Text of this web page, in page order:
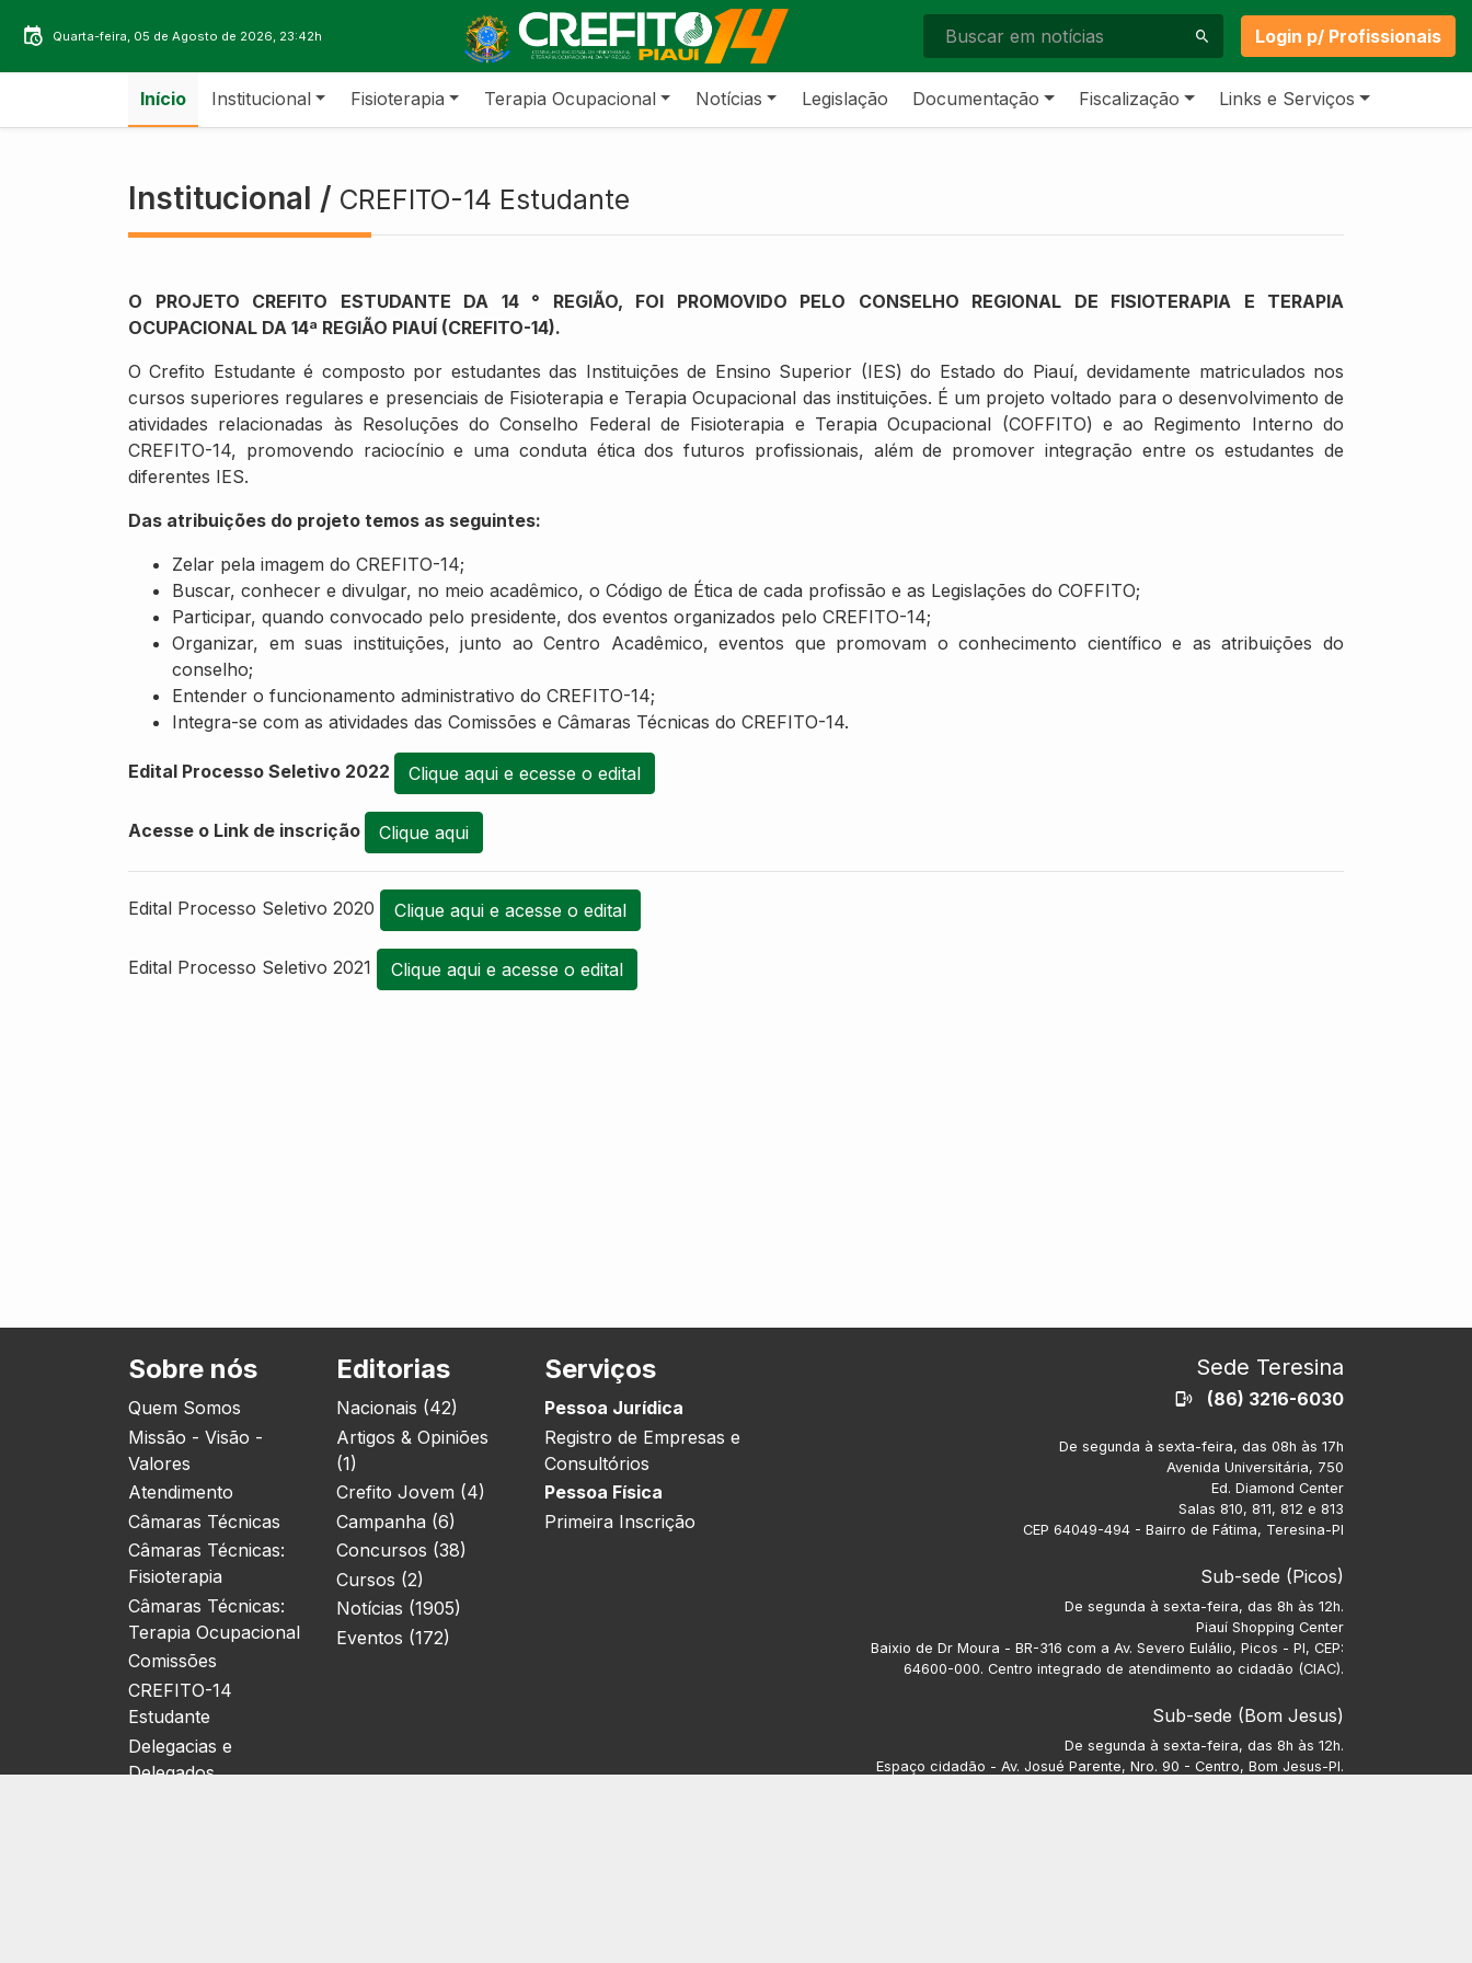
Quarta-feira, 05 de Agosto de 2026, 23:42h Login p/ Profissionais
Início Institucional Fisioterapia Terapia Ocupacional Notícias Legislação Documentação Fiscalização Links e Serviços
Institucional / CREFITO-14 Estudante
O PROJETO CREFITO ESTUDANTE DA 14 ° REGIÃO, FOI PROMOVIDO PELO CONSELHO REGIONAL DE FISIOTERAPIA E TERAPIA
OCUPACIONAL DA 14ª REGIÃO PIAUÍ (CREFITO-14).
O Crefito Estudante é composto por estudantes das Instituições de Ensino Superior (IES) do Estado do Piauí, devidamente matriculados nos
cursos superiores regulares e presenciais de Fisioterapia e Terapia Ocupacional das instituições. É um projeto voltado para o desenvolvimento de
atividades relacionadas às Resoluções do Conselho Federal de Fisioterapia e Terapia Ocupacional (COFFITO) e ao Regimento Interno do
CREFITO-14, promovendo raciocínio e uma conduta ética dos futuros profissionais, além de promover integração entre os estudantes de
diferentes IES.
Das atribuições do projeto temos as seguintes:
Zelar pela imagem do CREFITO-14;
Buscar, conhecer e divulgar, no meio acadêmico, o Código de Ética de cada profissão e as Legislações do COFFITO;
Participar, quando convocado pelo presidente, dos eventos organizados pelo CREFITO-14;
Organizar, em suas instituições, junto ao Centro Acadêmico, eventos que promovam o conhecimento científico e as atribuições do
conselho;
Entender o funcionamento administrativo do CREFITO-14;
Integra-se com as atividades das Comissões e Câmaras Técnicas do CREFITO-14.
Edital Processo Seletivo 2022 Clique aqui e ecesse o edital
Acesse o Link de inscrição Clique aqui
Edital Processo Seletivo 2020 Clique aqui e acesse o edital
Edital Processo Seletivo 2021 Clique aqui e acesse o edital
Sobre nós
Quem Somos
Missão - Visão -
Valores
Atendimento
Câmaras Técnicas
Câmaras Técnicas:
Fisioterapia
Câmaras Técnicas:
Terapia Ocupacional
Comissões
CREFITO-14
Estudante
Delegacias e
Delegados
Editorias
Nacionais (42)
Artigos & Opiniões
(1)
Crefito Jovem (4)
Campanha (6)
Concursos (38)
Cursos (2)
Notícias (1905)
Eventos (172)
Serviços
Pessoa Jurídica
Registro de Empresas e
Consultórios
Pessoa Física
Primeira Inscrição
Sede Teresina
(86) 3216-6030
De segunda à sexta-feira, das 08h às 17h
Avenida Universitária, 750
Ed. Diamond Center
Salas 810, 811, 812 e 813
CEP 64049-494 - Bairro de Fátima, Teresina-PI
Sub-sede (Picos)
De segunda à sexta-feira, das 8h às 12h.
Piauí Shopping Center
Baixio de Dr Moura - BR-316 com a Av. Severo Eulálio, Picos - PI, CEP:
64600-000. Centro integrado de atendimento ao cidadão (CIAC).
Sub-sede (Bom Jesus)
De segunda à sexta-feira, das 8h às 12h.
Espaço cidadão - Av. Josué Parente, Nro. 90 - Centro, Bom Jesus-PI.